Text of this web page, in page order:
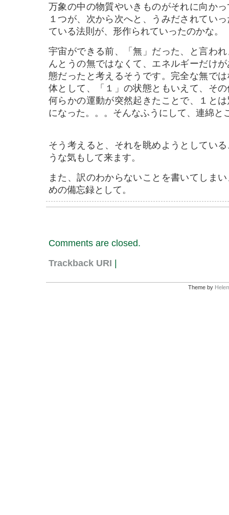
万象の中の物質やいきものがそれに向か
１つが、次から次へと、うみだされてい
ている法則が、形作られていったのかな。
宇宙ができる前、「無」だった、と言わ
んとうの無ではなくて、エネルギーだけ
態だったと考えるそうです。完全な無で
体として、「１」の状態ともいえて、そ
何らかの運動が突然起きたことで、１と
になった。。。そんなふうにして、連綿と
そう考えると、それを眺めようとしてい
うな気もして来ます。
また、訳のわからないことを書いてしま
めの備忘録として。
Comments are closed.
Trackback URI
Theme by